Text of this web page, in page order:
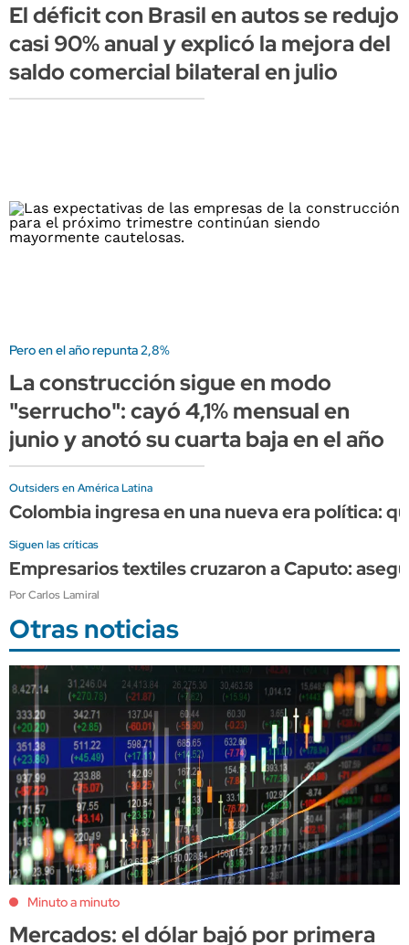
El déficit con Brasil en autos se redujo
casi 90% anual y explicó la mejora del
saldo comercial bilateral en julio
Pero en el año repunta 2,8%
La construcción sigue en modo
"serrucho": cayó 4,1% mensual en
junio y anotó su cuarta baja en el año
Outsiders en América Latina
Colombia ingresa en una nueva era política:
Siguen las críticas
Empresarios textiles cruzaron a Caputo:
Por Carlos Lamiral
Otras noticias
Minuto a minuto
Mercados: el dólar bajó por primera